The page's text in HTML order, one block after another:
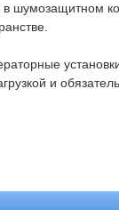
в шумозащитном
и